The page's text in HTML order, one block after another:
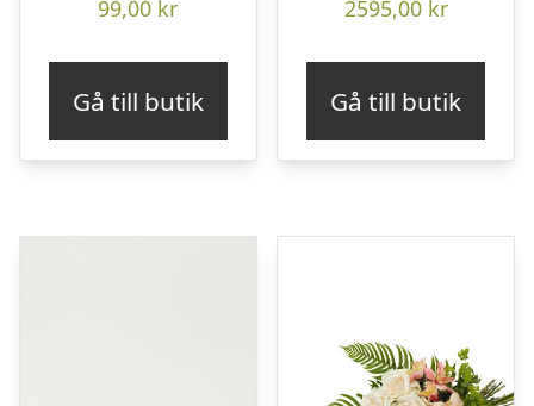
99,00 kr
Gå till butik
2595,00 kr
Gå till butik